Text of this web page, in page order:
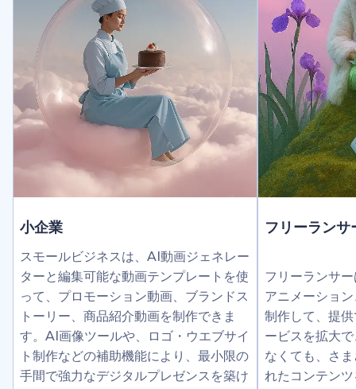
小企業
スモールビジネスは、AI動画ジェネレー
ターと編集可能な動画テンプレートを使
って、プロモーション動画、ブランドス
トーリー、商品紹介動画を制作できま
す。AI画像ツールや、ロゴ・ウエブサイ
ト制作などの補助機能により、最小限の
手間で強力なデジタルプレゼンスを築け
フリーランサ
フリーランサ
アニメーショ
制作して、提
ービスを拡大
なくても、さ
れたコンテン